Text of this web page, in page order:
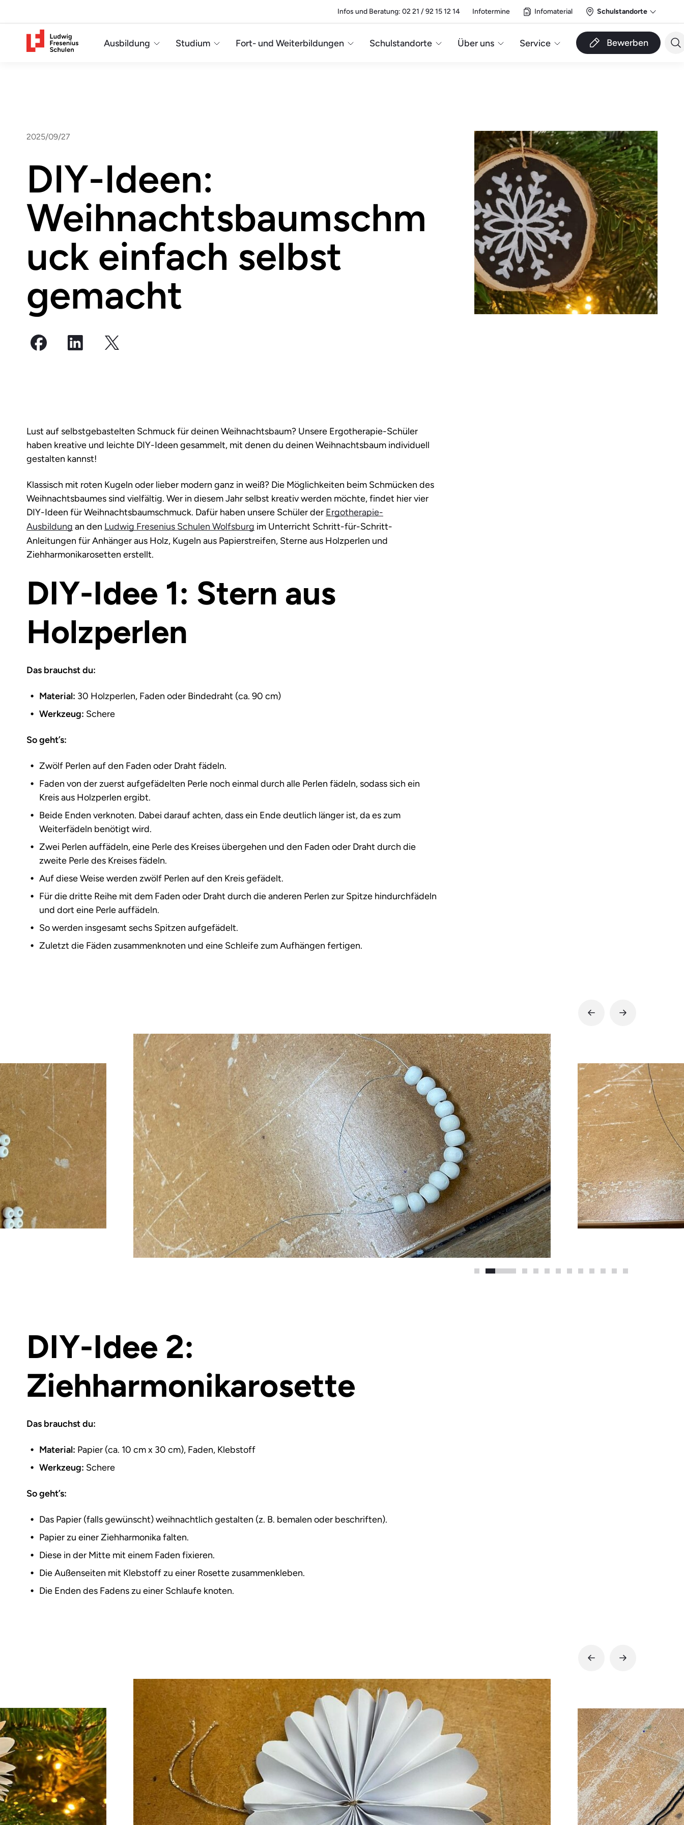
Infos und Beratung: 02 21 / 92 15 12 14 Infotermine Infomaterial Schulstandorte
Ausbildung Studium Fort- und Weiterbildungen Schulstandorte Über uns Service Bewerben
2025/09/27
DIY-Ideen:
Weihnachtsbaumschm
uck einfach selbst
gemacht
Lust auf selbstgebastelten Schmuck für deinen Weihnachtsbaum? Unsere Ergotherapie-Schüler
haben kreative und leichte DIY-Ideen gesammelt, mit denen du deinen Weihnachtsbaum individuell
gestalten kannst!
Klassisch mit roten Kugeln oder lieber modern ganz in weiß? Die Möglichkeiten beim Schmücken des
Weihnachtsbaumes sind vielfältig. Wer in diesem Jahr selbst kreativ werden möchte, findet hier vier
DIY-Ideen für Weihnachtsbaumschmuck. Dafür haben unsere Schüler der Ergotherapie-
Ausbildung an den Ludwig Fresenius Schulen Wolfsburg im Unterricht Schritt-für-Schritt-
Anleitungen für Anhänger aus Holz, Kugeln aus Papierstreifen, Sterne aus Holzperlen und
Ziehharmonikarosetten erstellt.
DIY-Idee 1: Stern aus
Holzperlen
Das brauchst du:
Material: 30 Holzperlen, Faden oder Bindedraht (ca. 90 cm)
Werkzeug: Schere
So geht’s:
Zwölf Perlen auf den Faden oder Draht fädeln.
Faden von der zuerst aufgefädelten Perle noch einmal durch alle Perlen fädeln, sodass sich ein
Kreis aus Holzperlen ergibt.
Beide Enden verknoten. Dabei darauf achten, dass ein Ende deutlich länger ist, da es zum
Weiterfädeln benötigt wird.
Zwei Perlen auffädeln, eine Perle des Kreises übergehen und den Faden oder Draht durch die
zweite Perle des Kreises fädeln.
Auf diese Weise werden zwölf Perlen auf den Kreis gefädelt.
Für die dritte Reihe mit dem Faden oder Draht durch die anderen Perlen zur Spitze hindurchfädeln
und dort eine Perle auffädeln.
So werden insgesamt sechs Spitzen aufgefädelt.
Zuletzt die Fäden zusammenknoten und eine Schleife zum Aufhängen fertigen.
DIY-Idee 2:
Ziehharmonikarosette
Das brauchst du:
Material: Papier (ca. 10 cm x 30 cm), Faden, Klebstoff
Werkzeug: Schere
So geht’s:
Das Papier (falls gewünscht) weihnachtlich gestalten (z. B. bemalen oder beschriften).
Papier zu einer Ziehharmonika falten.
Diese in der Mitte mit einem Faden fixieren.
Die Außenseiten mit Klebstoff zu einer Rosette zusammenkleben.
Die Enden des Fadens zu einer Schlaufe knoten.